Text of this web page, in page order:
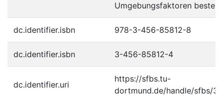
Umgebungsfaktoren
dc.identifier.isbn 978-3-456-85812-8
dc.identifier.isbn 3-456-85812-4
dc.identifier.uri
https://sfbs.tu-
dortmund.de/handle/sfbs/